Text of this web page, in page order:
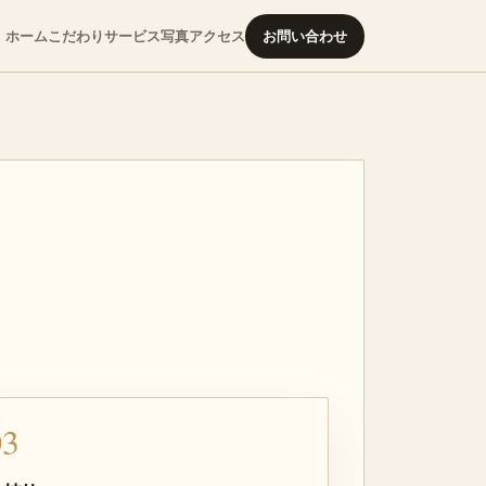
ホームこだわりサービス写真アクセス お問い合わせ